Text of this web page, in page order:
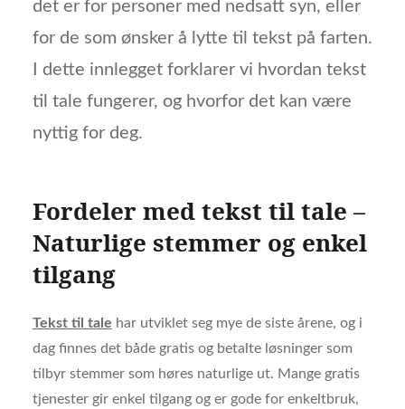
det er for personer med nedsatt syn, eller
for de som ønsker å lytte til tekst på farten.
I dette innlegget forklarer vi hvordan tekst
til tale fungerer, og hvorfor det kan være
nyttig for deg.
Fordeler med tekst til tale –
Naturlige stemmer og enkel
tilgang
Tekst til tale har utviklet seg mye de siste årene, og i
dag finnes det både gratis og betalte løsninger som
tilbyr stemmer som høres naturlige ut. Mange gratis
tjenester gir enkel tilgang og er gode for enkeltbruk,